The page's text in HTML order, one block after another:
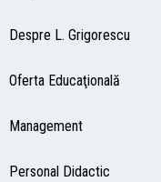
Despre L. Grigorescu
Oferta Educaţională
Management
Personal Didactic